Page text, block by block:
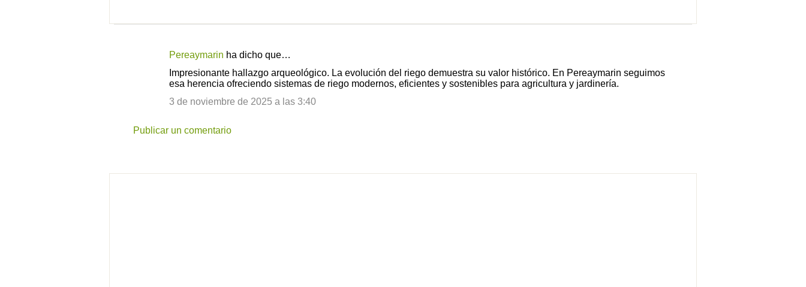
n
Pereaymarin ha dicho que…
Impresionante hallazgo arqueológico. La evolución del riego demuestra su valor histórico. En Pereaymarin seguimos
esa herencia ofreciendo sistemas de riego modernos, eficientes y sostenibles para agricultura y jardinería.
3 de noviembre de 2025 a las 3:40
Publicar un comentario